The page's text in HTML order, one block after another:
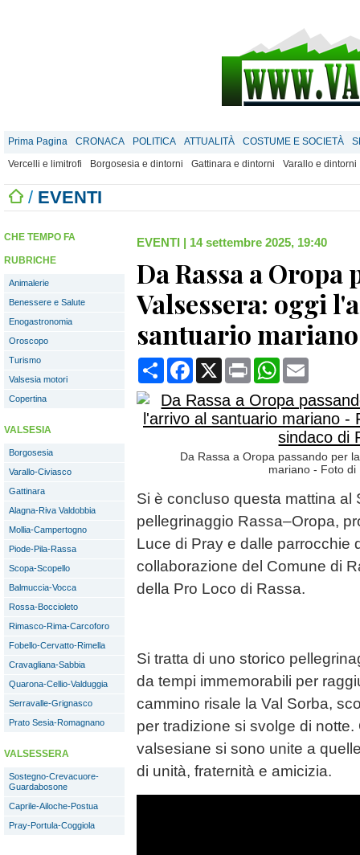
Prima Pagina CRONACA POLITICA ATTUALITÀ COSTUME E SOCIETÀ
Vercelli e limitrofi
Borgosesia e dintorni Gattinara e dintorni Varallo e dintorni
/ EVENTI
CHE TEMPO FA
RUBRICHE
Animalerie
Benessere e Salute
Enogastronomia
Oroscopo
Turismo
Valsesia motori
Copertina
VALSESIA
Borgosesia
Varallo-Civiasco
Gattinara
Alagna-Riva Valdobbia
Mollia-Campertogno
Piode-Pila-Rassa
Scopa-Scopello
Balmuccia-Vocca
Rossa-Boccioleto
Rimasco-Rima-Carcoforo
Fobello-Cervatto-Rimella
Cravagliana-Sabbia
Quarona-Cellio-Valduggia
Serravalle-Grignasco
Prato Sesia-Romagnano
VALSESSERA
Sostegno-Crevacuore-
Guardabosone
Caprile-Ailoche-Postua
Pray-Portula-Coggiola
EVENTI | 14 settembre 2025, 19:40
Da Rassa a Oropa
Valsessera: oggi
santuario mariano
CondividiFacebook
X Print WhatsApp
Da Rassa a Oropa passando per
mariano - Foto di
Si è concluso questa mattina al
pellegrinaggio Rassa–Oropa,
Luce di Pray e dalle parrocchie
collaborazione del Comune di
della Pro Loco di Rassa.
Si tratta di uno storico
da tempi immemorabili per
cammino risale la Val Sorba,
per tradizione si svolge di notte.
valsesiane si sono unite a
di unità, fraternità e amicizia.